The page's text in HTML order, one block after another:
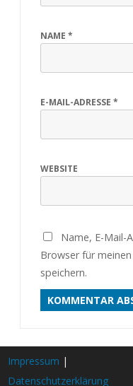
NAME *
E-MAIL-ADRESSE *
WEBSITE
Name, E-Mail-
Browser für
speichern.
Impressum |
Datenschutzerklärung